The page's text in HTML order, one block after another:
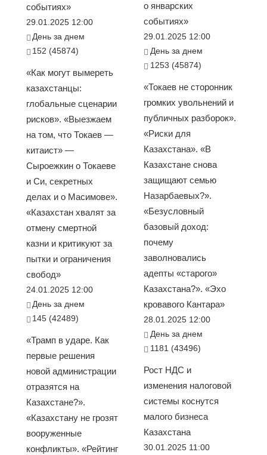
событиях»
29.01.2025 12:00
День за днем
152 (45874)
«Как могут вымереть
казахстанцы:
глобальные сценарии
рисков». «Выезжаем
на том, что Токаев —
китаист» —
Сыроежкин о Токаеве
и Си, секретных
делах и о Масимове».
«Казахстан хвалят за
отмену смертной
казни и критикуют за
пытки и ограничения
свобод»
24.01.2025 12:00
День за днем
145 (42489)
«Трамп в ударе. Как
первые решения
новой администрации
отразятся на
Казахстане?».
«Казахстану не грозят
вооруженные
конфликты». «Рейтинг
о январских
событиях»
29.01.2025 12:00
День за днем
1253 (45874)
«Токаев не сторонник
громких увольнений и
публичных разборок».
«Риски для
Казахстана». «В
Казахстане снова
защищают семью
Назарбаевых?».
«Безусловный
базовый доход:
почему
заволновались
адепты «старого»
Казахстана?». «Эхо
кровавого Кантара»
28.01.2025 12:00
День за днем
1181 (43496)
Рост НДС и
изменения налоговой
системы коснутся
малого бизнеса
Казахстана
30.01.2025 11:00